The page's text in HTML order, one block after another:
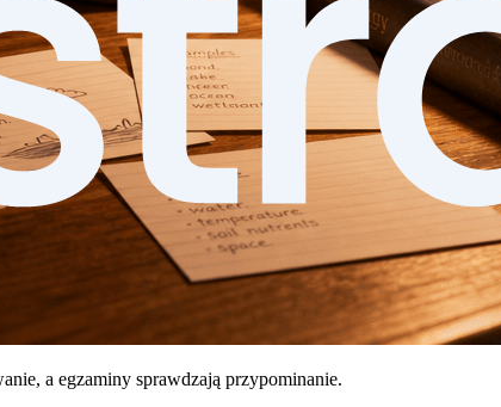
a egzaminy sprawdzają przypominanie.